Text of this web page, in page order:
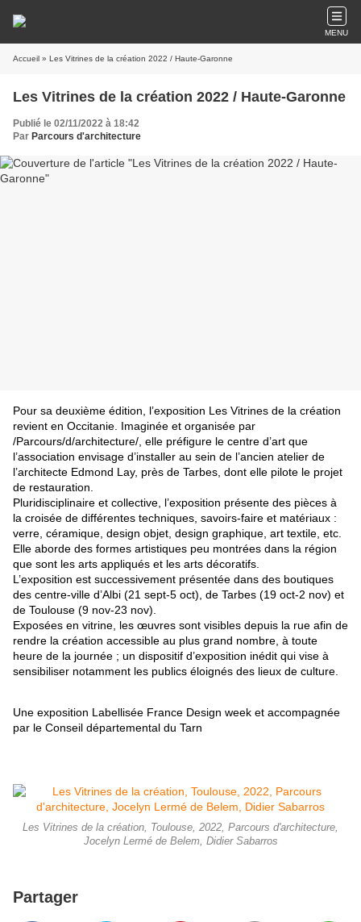
MENU
Accueil » Les Vitrines de la création 2022 / Haute-Garonne
Les Vitrines de la création 2022 / Haute-Garonne
Publié le 02/11/2022 à 18:42
Par Parcours d'architecture
Pour sa deuxième édition, l’exposition Les Vitrines de la création
revient en Occitanie. Imaginée et organisée par
/Parcours/d/architecture/, elle préfigure le centre d’art que
l’association envisage d’installer au sein de l’ancien atelier de
l’architecte Edmond Lay, près de Tarbes, dont elle pilote le projet
de restauration.
Pluridisciplinaire et collective, l’exposition présente des pièces à
la croisée de différentes techniques, savoirs-faire et matériaux :
verre, céramique, design objet, design graphique, art textile, etc.
Elle aborde des formes artistiques peu montrées dans la région
que sont les arts appliqués et les arts décoratifs.
L’exposition est successivement présentée dans des boutiques
des centre-ville d’Albi (21 sept-5 oct), de Tarbes (19 oct-2 nov) et
de Toulouse (9 nov-23 nov).
Exposées en vitrine, les œuvres sont visibles depuis la rue afin de
rendre la création accessible au plus grand nombre, à toute
heure de la journée ; un dispositif d’exposition inédit qui vise à
sensibiliser notamment les publics éloignés des lieux de culture.
Une exposition Labellisée France Design week et accompagnée
par le Conseil départemental du Tarn
Les Vitrines de la création, Toulouse, 2022, Parcours d'architecture,
Jocelyn Lermé de Belem, Didier Sabarros
Partager